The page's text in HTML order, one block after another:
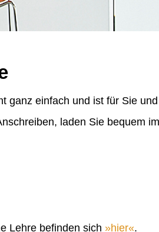
ganz einfach und ist für Sie
laden Sie bequem
Lehre befinden sich hier .